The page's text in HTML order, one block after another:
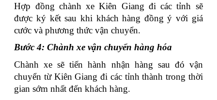
Hợp đồng chành xe Kiên Giang đi các tỉnh sẽ
được ký kết sau khi khách hàng đồng ý với giá
cước và phương thức vận chuyển.
Bước 4: Chành xe vận chuyển hàng hóa
Chành xe sẽ tiến hành nhận hàng sau đó vận
chuyển từ Kiên Giang đi các tỉnh thành trong thời
gian sớm nhất đến khách hàng.